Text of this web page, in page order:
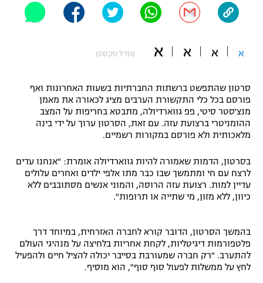
"מחצית בשכונה" – פודקאסט
משתתפים וזוכים בפרסים
תקנון משתתפים וזוכים בפרסים
תקנון עבור פעילות אלקטרה
טניס
גיימינג E-Sports
תנאי שימוש
תקנון פעילות ספורט 1
אופניים
ספורט מוטורי
פוטבול אמריקאי NFL
בייסבול MLB
ספורט אתגרי ואקסטרים
אומנויות לחימה
א א א א (גודל טקסט)
סרטון שהתפשט ברשתות החברתיות בשעות האחרונות ואף
פורסם בכל כלי התקשורת הערבים מציג לכאורה את מאמן
מנצ'סטר סיטי, פפ גווארדיולה, מתבטא בחריפות על המצב
ההומניטרי ברצועת עזה. עם זאת, הסרטון ערוך על ידי בינה
מלאכותית ולא פורסם במקורות רשמיים.
בסרטון, הדמות שאמורה להיות גווארדיולה אומרת: "אנחנו עדים
לרצח עם חי ומתמשך שבו כבר מתו אלפי ילדים ואחרים עלולים
עדיין למות. רצועת עזה הרוסה, והמוני אנשים מסתובבים ללא
כיוון, ללא מזון, מי שתייה או תרופות".
בהמשך הסרטון, הדובר קורא לחברה האזרחית, במיוחד דרך
פלטפורמות דיגיטליות, לקחת אחריות בלחיצה על מנהיגי העולם
להתערב. "רק חברה שמעורבת בסייבר יכולה להציל חיים ולהפעיל
לחץ על ממשלות לפעול סוף סוף", הוא מוסיף.